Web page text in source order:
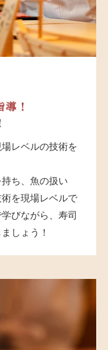
！
レベルの技術を
ち、魚の扱い
を現場レベルで
びながら、寿司
しょう！